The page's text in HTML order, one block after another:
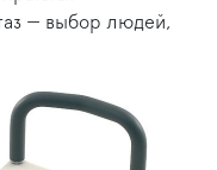
— выбор людей,